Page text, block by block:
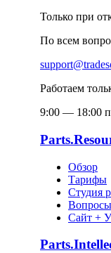
Только при
По всем
Работаем
9:00 — 18:00
Обзор
Тарифы
Студия
Сайт +